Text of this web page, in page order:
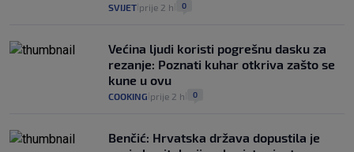
SVIJET prije 2 h 0
Većina ljudi koristi pogrešnu dasku za
rezanje: Poznati kuhar otkriva zašto se
kune u ovu
COOKING prije 2 h 0
Benčić: Hrvatska država dopustila je